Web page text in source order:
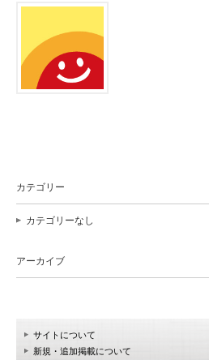
カテゴリー
カテゴリーなし
アーカイブ
サイトについて
新規・追加掲載について